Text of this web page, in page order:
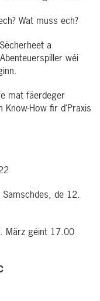
Wat muss ech?
a
wéi
mat fäerdeger
How fir d‘Praxis
de 12.
März géint 17.00